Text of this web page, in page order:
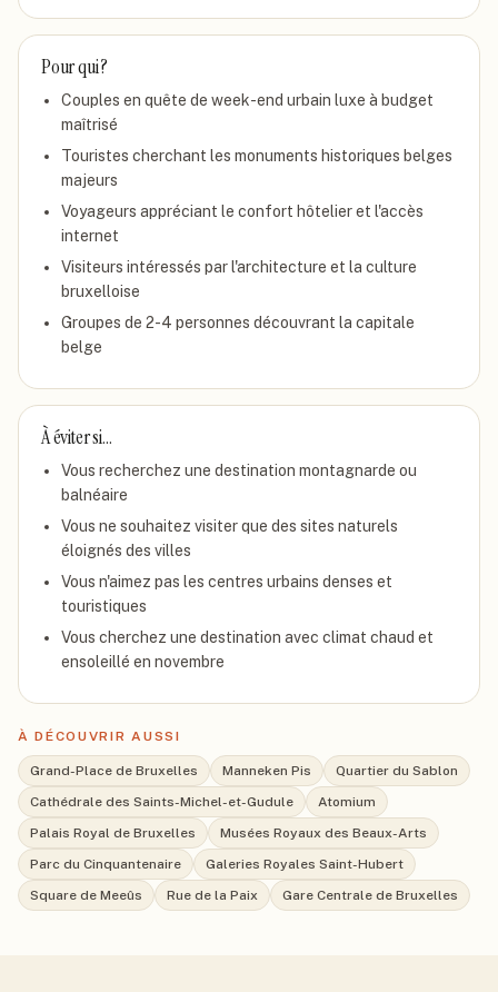
Pour qui ?
Couples en quête de week-end urbain luxe à budget
maîtrisé
Touristes cherchant les monuments historiques belges
majeurs
Voyageurs appréciant le confort hôtelier et l'accès
internet
Visiteurs intéressés par l'architecture et la culture
bruxelloise
Groupes de 2-4 personnes découvrant la capitale
belge
À éviter si…
Vous recherchez une destination montagnarde ou
balnéaire
Vous ne souhaitez visiter que des sites naturels
éloignés des villes
Vous n'aimez pas les centres urbains denses et
touristiques
Vous cherchez une destination avec climat chaud et
ensoleillé en novembre
À DÉCOUVRIR AUSSI
Grand-Place de Bruxelles Manneken Pis
Quartier du Sablon
Cathédrale des Saints-Michel-et-Gudule
Atomium
Palais Royal de Bruxelles
Musées Royaux des Beaux-Arts
Parc du Cinquantenaire
Galeries Royales Saint-Hubert
Square de Meeûs
Rue de la Paix Gare Centrale de Bruxelles